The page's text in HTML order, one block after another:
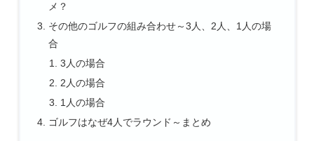
メ？
その他のゴルフの組み合わせ～3人、2人、1人の場
合
3人の場合
2人の場合
1人の場合
ゴルフはなぜ4人でラウンド～まとめ